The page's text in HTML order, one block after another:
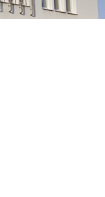
Hungarian